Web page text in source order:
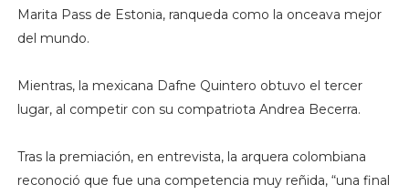
Marita Pass de Estonia, ranqueda como la onceava mejor
del mundo.
Mientras, la mexicana Dafne Quintero obtuvo el tercer
lugar, al competir con su compatriota Andrea Becerra.
Tras la premiación, en entrevista, la arquera colombiana
reconoció que fue una competencia muy reñida, “una final